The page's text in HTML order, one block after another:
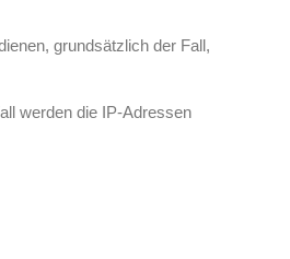
grundsätzlich der Fall,
werden die IP-Adressen